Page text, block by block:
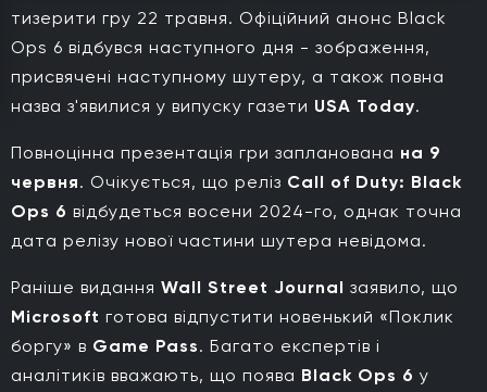
тизерити гру 22 травня. Офіційний анонс Black
Ops 6 відбувся наступного дня - зображення,
присвячені наступному шутеру, а також повна
назва з'явилися у випуску газети USA Today.
Повноцінна презентація гри запланована на 9
червня. Очікується, що реліз Call of Duty: Black
Ops 6 відбудеться восени 2024-го, однак точна
дата релізу нової частини шутера невідома.
Раніше видання Wall Street Journal заявило, що
Microsoft готова відпустити новенький «Поклик
боргу» в Game Pass. Багато експертів і
аналітиків вважають, що поява Black Ops 6 у